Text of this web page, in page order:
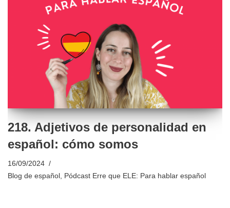
218. Adjetivos de personalidad en
español: cómo somos
16/09/2024
Blog de español , Pódcast Erre que ELE: Para hablar español